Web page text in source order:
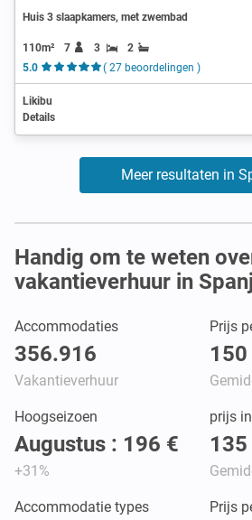
Huis 3 slaapkamers, met zwembad
110m² 7 3
2
5.0
( 27 beoordelingen )
Likibu
Details
Meer resultaten in
Handig om te weten
vakantieverhuur in
Accommodaties
356.916
Vakantieverhuur
Prijs
150
Hoogseizoen
Augustus : 196 €
+31%
prijs
135
Accommodatie types Prijs